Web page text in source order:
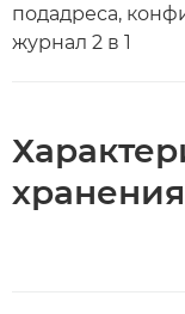
подадреса,
журнал 2 в 1
хранения